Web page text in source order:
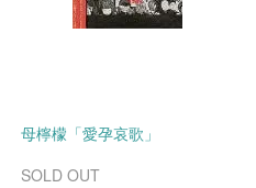
母檸檬「愛孕哀歌」
SOLD OUT